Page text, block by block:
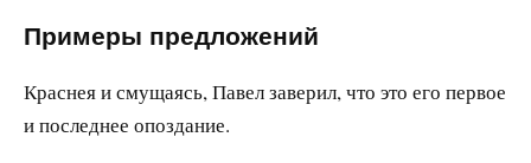
Примеры предложений
Краснея и смущаясь, Павел заверил, что это его первое
и последнее опоздание.